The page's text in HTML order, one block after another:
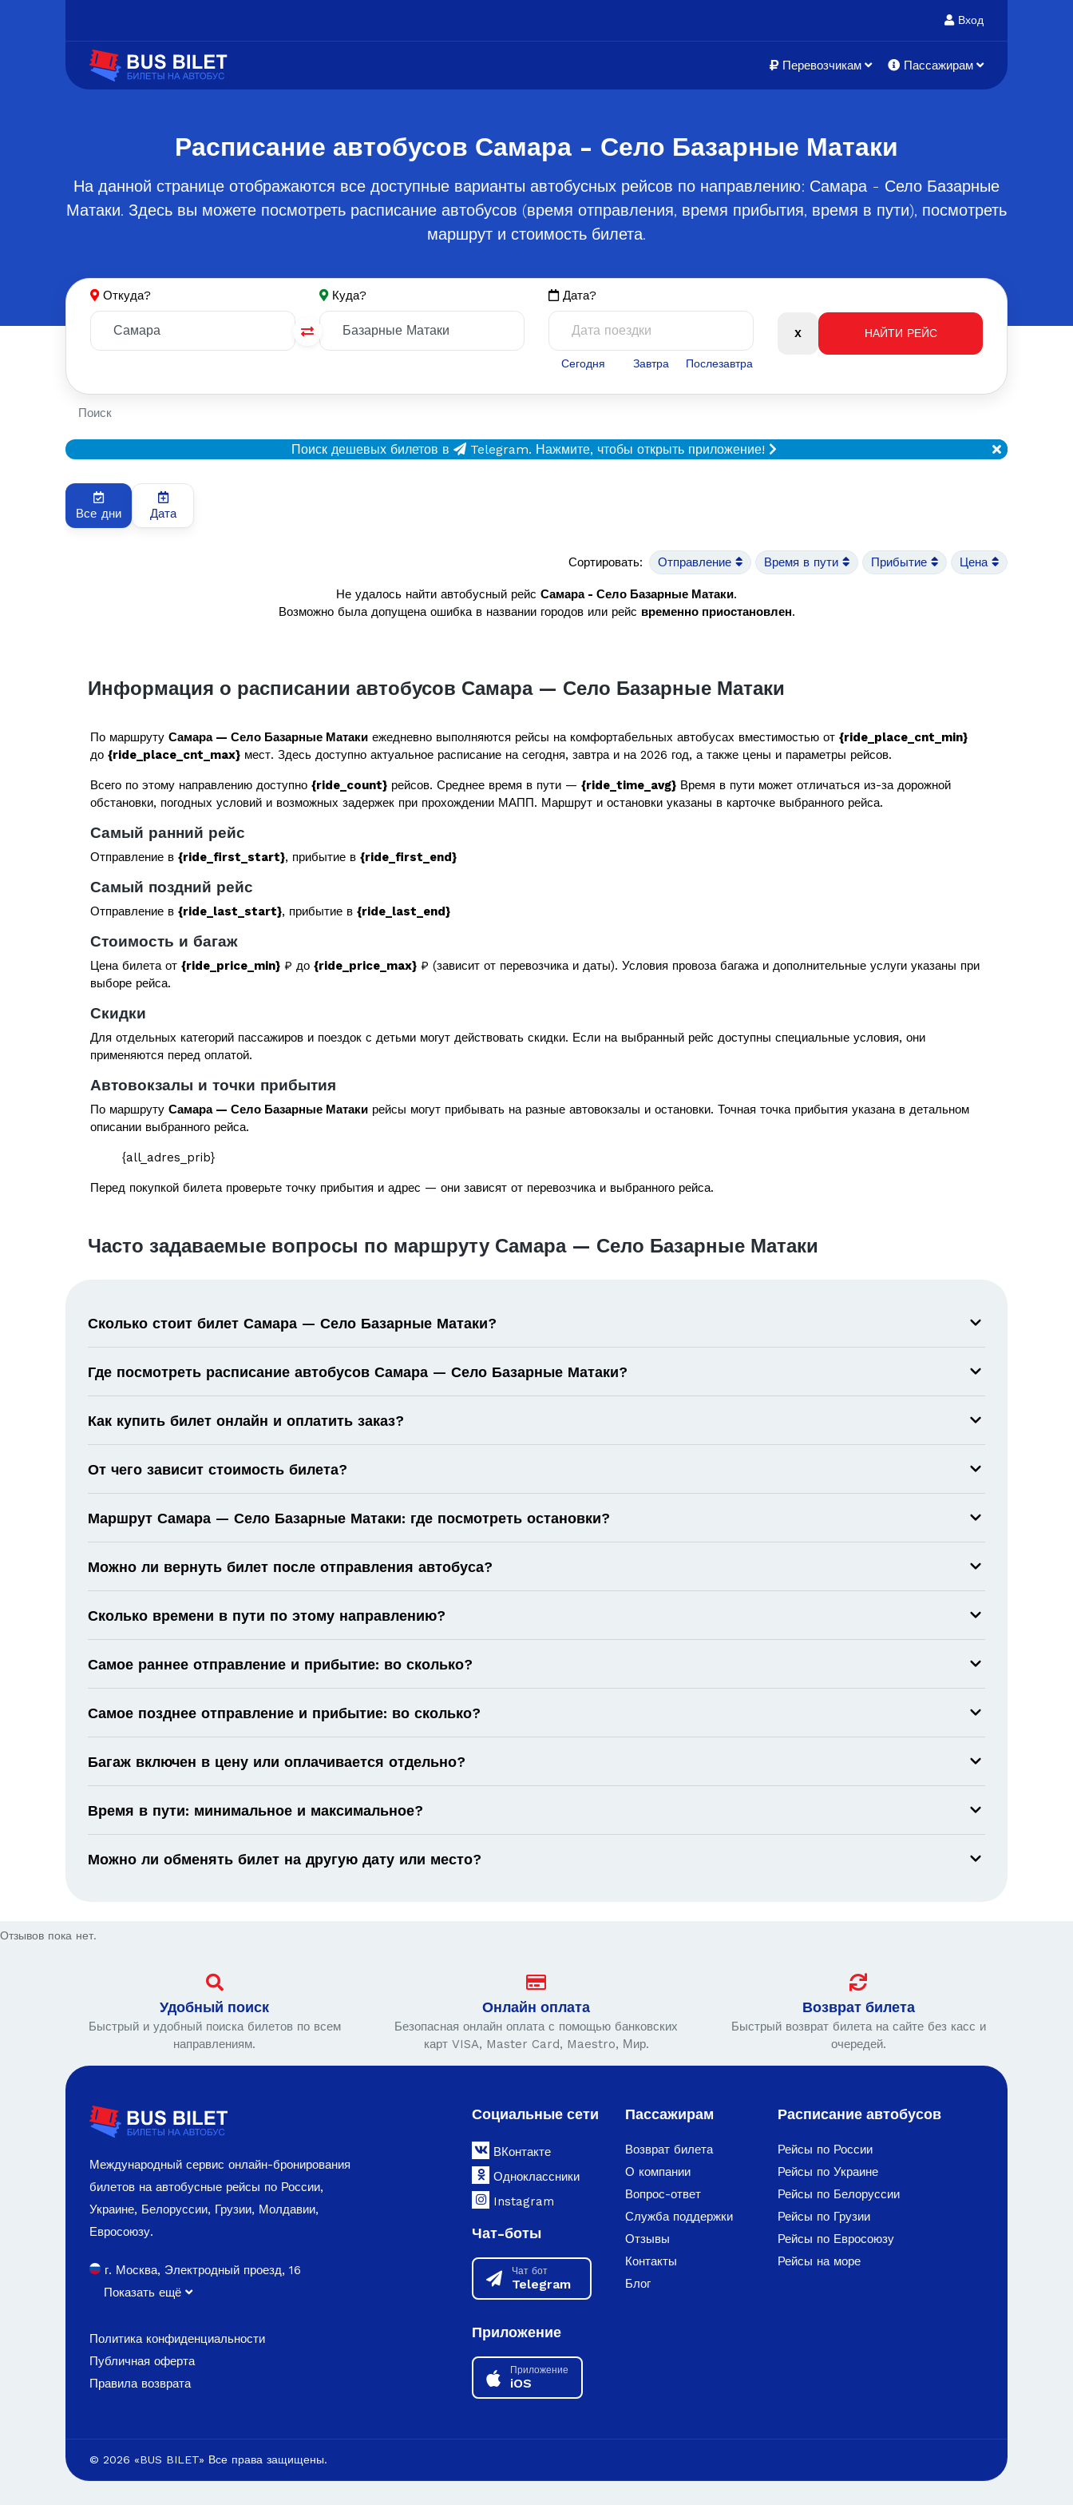
Вход
Перевозчикам Пассажирам
Расписание автобусов Самара - Село Базарные Матаки
На данной странице отображаются все доступные варианты автобусных рейсов по направлению: Самара - Село Базарные
Матаки. Здесь вы можете посмотреть расписание автобусов (время отправления, время прибытия, время в пути), посмотреть
маршрут и стоимость билета.
Откуда? Куда? Дата?
Сегодня Завтра Послезавтра
Поиск
Поиск дешевых билетов в Telegram. Нажмите, чтобы открыть приложение!
Все дни Дата
Сортировать: Отправление Время в пути Прибытие Цена
Не удалось найти автобусный рейс Самара - Село Базарные Матаки.
Возможно была допущена ошибка в названии городов или рейс временно приостановлен.
Информация о расписании автобусов Самара — Село Базарные Матаки
По маршруту Самара — Село Базарные Матаки ежедневно выполняются рейсы на комфортабельных автобусах вместимостью от {ride_place_cnt_min}
до {ride_place_cnt_max} мест. Здесь доступно актуальное расписание на сегодня, завтра и на 2026 год, а также цены и параметры рейсов.
Всего по этому направлению доступно {ride_count} рейсов. Среднее время в пути — {ride_time_avg} Время в пути может отличаться из-за дорожной
обстановки, погодных условий и возможных задержек при прохождении МАПП. Маршрут и остановки указаны в карточке выбранного рейса.
Самый ранний рейс
Отправление в {ride_first_start}, прибытие в {ride_first_end}
Самый поздний рейс
Отправление в {ride_last_start}, прибытие в {ride_last_end}
Стоимость и багаж
Цена билета от {ride_price_min} ₽ до {ride_price_max} ₽ (зависит от перевозчика и даты). Условия провоза багажа и дополнительные услуги указаны при
выборе рейса.
Скидки
Для отдельных категорий пассажиров и поездок с детьми могут действовать скидки. Если на выбранный рейс доступны специальные условия, они
применяются перед оплатой.
Автовокзалы и точки прибытия
По маршруту Самара — Село Базарные Матаки рейсы могут прибывать на разные автовокзалы и остановки. Точная точка прибытия указана в детальном
описании выбранного рейса.
{all_adres_prib}
Перед покупкой билета проверьте точку прибытия и адрес — они зависят от перевозчика и выбранного рейса.
Часто задаваемые вопросы по маршруту Самара — Село Базарные Матаки
Сколько стоит билет Самара — Село Базарные Матаки?
Где посмотреть расписание автобусов Самара — Село Базарные Матаки?
Как купить билет онлайн и оплатить заказ?
От чего зависит стоимость билета?
Маршрут Самара — Село Базарные Матаки: где посмотреть остановки?
Можно ли вернуть билет после отправления автобуса?
Сколько времени в пути по этому направлению?
Самое раннее отправление и прибытие: во сколько?
Самое позднее отправление и прибытие: во сколько?
Багаж включен в цену или оплачивается отдельно?
Время в пути: минимальное и максимальное?
Можно ли обменять билет на другую дату или место?
Отзывов пока нет.
Удобный поиск
Быстрый и удобный поиска билетов по всем
направлениям.
Онлайн оплата
Безопасная онлайн оплата с помощью банковских
карт VISA, Master Card, Maestro, Мир.
Возврат билета
Быстрый возврат билета на сайте без касс и
очередей.
Международный сервис онлайн-бронирования
билетов на автобусные рейсы по России,
Украине, Белоруссии, Грузии, Молдавии,
Евросоюзу.
г. Москва, Электродный проезд, 16
Показать ещё
Политика конфиденциальности
Публичная оферта
Правила возврата
Социальные сети
ВКонтакте
Одноклассники
Instagram
Чат-боты
Чат бот
Telegram
Приложение
Приложение
iOS
Пассажирам
Возврат билета
О компании
Вопрос-ответ
Служба поддержки
Отзывы
Контакты
Блог
Расписание автобусов
Рейсы по России
Рейсы по Украине
Рейсы по Белоруссии
Рейсы по Грузии
Рейсы по Евросоюзу
Рейсы на море
© 2026 «BUS BILET» Все права защищены.